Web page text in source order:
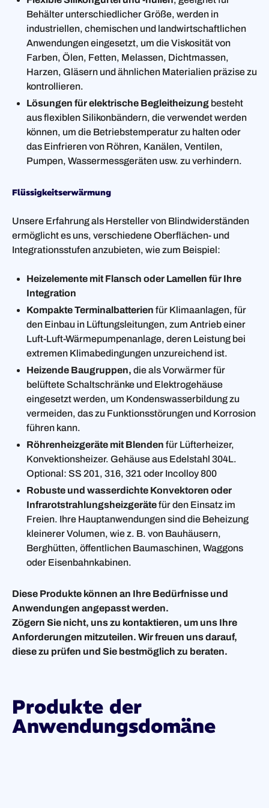
Behälter unterschiedlicher Größe, werden in
industriellen, chemischen und landwirtschaftlichen
Anwendungen eingesetzt, um die Viskosität von
Farben, Ölen, Fetten, Melassen, Dichtmassen,
Harzen, Gläsern und ähnlichen Materialien präzise zu
kontrollieren.
Lösungen für elektrische Begleitheizung besteht
aus flexiblen Silikonbändern, die verwendet werden
können, um die Betriebstemperatur zu halten oder
das Einfrieren von Röhren, Kanälen, Ventilen,
Pumpen, Wassermessgeräten usw. zu verhindern.
Flüssigkeitserwärmung
Unsere Erfahrung als Hersteller von Blindwiderständen
ermöglicht es uns, verschiedene Oberflächen- und
Integrationsstufen anzubieten, wie zum Beispiel:
Heizelemente mit Flansch oder Lamellen für Ihre
Integration
Kompakte Terminalbatterien für Klimaanlagen, für
den Einbau in Lüftungsleitungen, zum Antrieb einer
Luft-Luft-Wärmepumpenanlage, deren Leistung bei
extremen Klimabedingungen unzureichend ist.
Heizende Baugruppen, die als Vorwärmer für
belüftete Schaltschränke und Elektrogehäuse
eingesetzt werden, um Kondenswasserbildung zu
vermeiden, das zu Funktionsstörungen und Korrosion
führen kann.
Röhrenheizgeräte mit Blenden für Lüfterheizer,
Konvektionsheizer. Gehäuse aus Edelstahl 304L.
Optional: SS 201, 316, 321 oder Incolloy 800
Robuste und wasserdichte Konvektoren oder
Infrarotstrahlungsheizgerätefür den Einsatz im
Freien. Ihre Hauptanwendungen sind die Beheizung
kleinerer Volumen, wie z. B. von Bauhäusern,
Berghütten, öffentlichen Baumaschinen, Waggons
oder Eisenbahnkabinen.
Diese Produkte können an Ihre Bedürfnisse und
Anwendungen angepasst werden.
Zögern Sie nicht, uns zu kontaktieren, um uns Ihre
Anforderungen mitzuteilen. Wir freuen uns darauf,
diese zu prüfen und Sie bestmöglich zu beraten.
Produkte der
Anwendungsdomäne